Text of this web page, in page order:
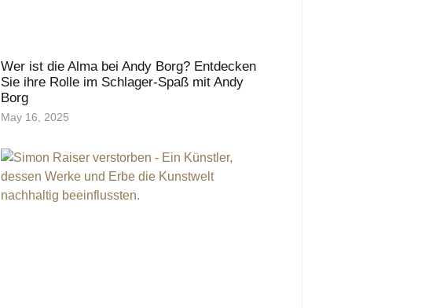
Wer ist die Alma bei Andy Borg? Entdecken
Sie ihre Rolle im Schlager-Spaß mit Andy
Borg
May 16, 2025